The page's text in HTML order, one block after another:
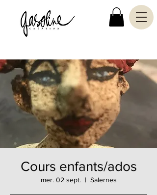
Cours enfants/ados
mer. 02 sept.
  |
Salernes